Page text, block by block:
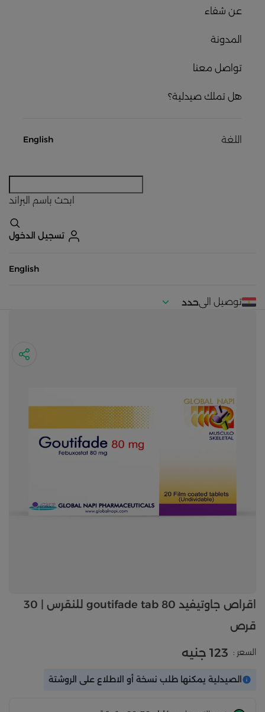
عن شفاء
المدونة
تواصل معنا
هل تملك صيدلية؟
اللغة English
ابحث باسم البراند
تسجيل الدخول
English
توصيل الىحدد
اقراص جاوتيفيد 80 goutifade tab للنقرس | 30
قرص
السعر : 123 جنيه
الصيدلية يمكنها طلب نسخة أو الاطلاع على الروشتة